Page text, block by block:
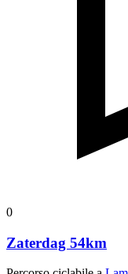
0
Zaterdag 54km